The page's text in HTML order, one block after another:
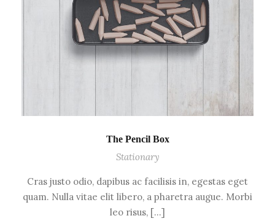
The Pencil Box
Stationary
Cras justo odio, dapibus ac facilisis in, egestas eget
quam. Nulla vitae elit libero, a pharetra augue. Morbi
leo risus, […]